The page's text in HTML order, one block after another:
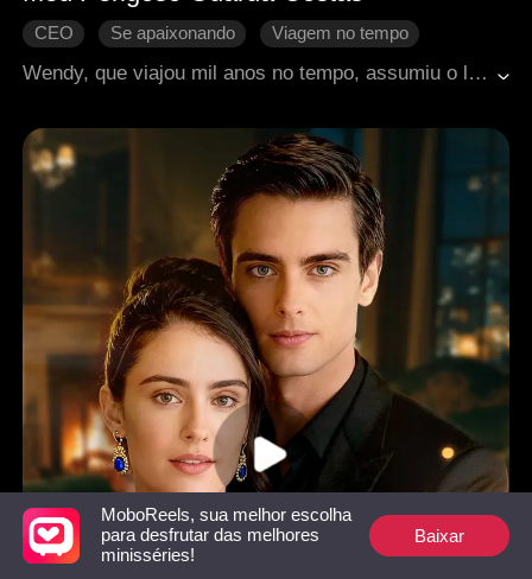
CEO Se apaixonando
Viagem no tempo
Wendy, que viajou mil anos no tempo, assumiu o lugar de sua meia-irmã para se casar com Johnny, mas ele morreu em um acidente no primeiro dia. Sem se abalar, ela se infiltrou na família Flynn e conquistou a confiança de todos. Quando finalmente se acomodou como uma viúva rica e bem-sucedida, percebeu que o olhar do guarda-costas da família estava se tornando cada vez mais intenso...
MoboReels, sua melhor escolha
para desfrutar das melhores
minisséries!
Baixar